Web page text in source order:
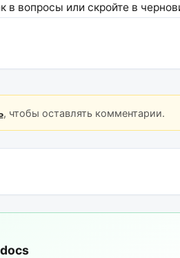
в вопросы или скройте в
, чтобы оставлять комментарии.